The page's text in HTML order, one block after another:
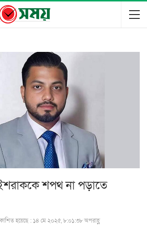
শপথ না পড়াতে
হয়েছে : ১৪ মে ২০২৫, ৮:০১:৩৮ অপরাহ্ণ